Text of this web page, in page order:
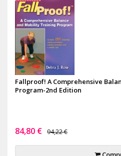
Fallproof! A Comprehensive
Program-2nd Edition
84,80 € 94,22 €